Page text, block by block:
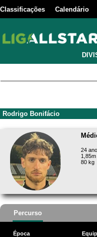
Classificações Calendário
Rodrigo Bonifácio
24
1,85m
80 kg
Percurso
Época